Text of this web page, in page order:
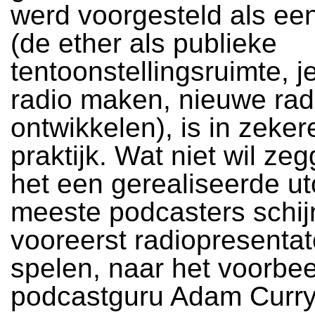
werd voorgesteld als
(de ether als publieke
tentoonstellingsruimte,
radio maken, nieuwe
ontwikkelen), is in
praktijk. Wat niet wil
het een gerealiseerde
meeste podcasters
vooreerst
spelen, naar het
podcastguru Adam